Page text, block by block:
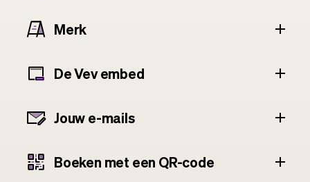
Merk
De Vev embed
Jouw e-mails
Boeken met een QR-code